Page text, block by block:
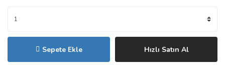
Sepete Ekle Hızlı Satın Al